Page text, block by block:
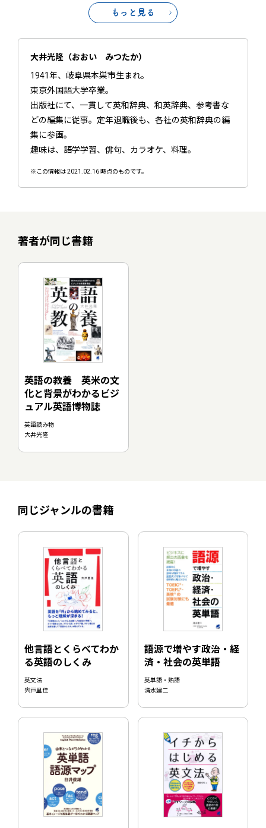
もっと見る
大井光隆（おおい みつたか）
1941年、岐阜県本巣市生まれ。
東京外国語大学卒業。
出版社にて、一貫して英和辞典、和英辞典、参考書な
どの編集に従事。定年退職後も、各社の英和辞典の編
集に参画。
趣味は、語学学習、俳句、カラオケ、料理。
※この情報は 2021.02.16 時点のものです。
著者が同じ書籍
英語の教養 英米の文
化と背景がわかるビジ
ュアル英語博物誌
英語読み物
大井光隆
同じジャンルの書籍
他言語とくらべてわか
る英語のしくみ
英文法
宍戸里佳
語源で増やす政治・経
済・社会の英単語
英単語・熟語
清水建二